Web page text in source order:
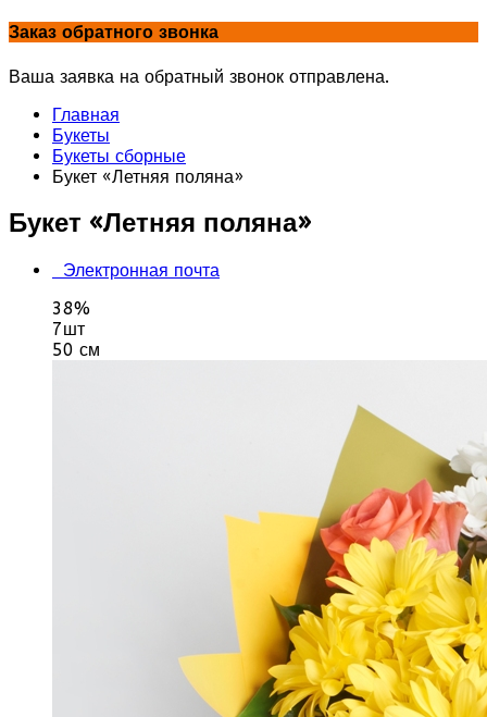
Заказ обратного звонка
Ваша заявка на обратный звонок отправлена.
Главная
Букеты
Букеты сборные
Букет «Летняя поляна»
Букет «Летняя поляна»
Электронная почта
38%
7шт
50 см